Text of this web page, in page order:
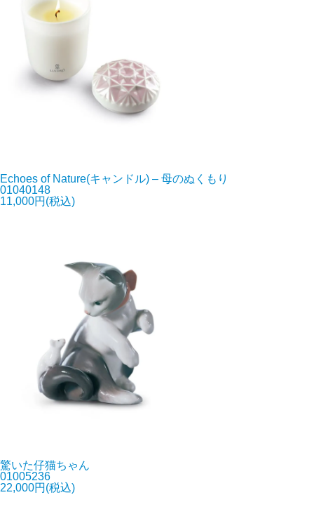
Echoes of Nature(キャンドル) – 母のぬくもり
01040148
11,000円(税込)
驚いた仔猫ちゃん
01005236
22,000円(税込)